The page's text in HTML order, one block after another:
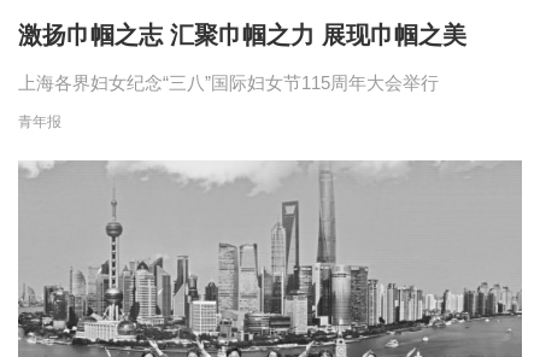
激扬巾帼之志 汇聚巾帼之力 展现巾帼之美
上海各界妇女纪念“三八”国际妇女节115周年大会举行
青年报